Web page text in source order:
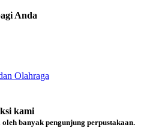
Anda
Olahraga
kami
banyak pengunjung perpustakaan.